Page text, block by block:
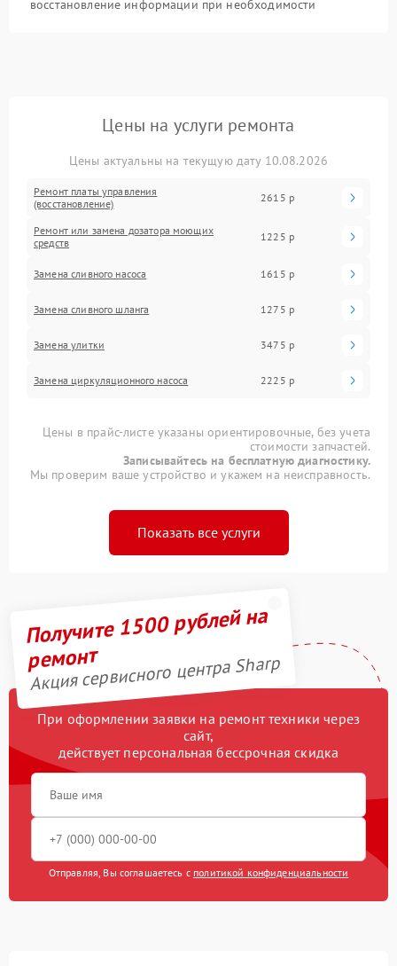
восстановление информации при необходимости
Цены на услуги ремонта
Цены актуальны на текущую дату 10.08.2026
Ремонт платы управления
(восстановление)
2615 р
Ремонт или замена дозатора моющих
средств
1225 р
Замена сливного насоса 1615 р
Замена сливного шланга 1275 р
Замена улитки 3475 р
Замена циркуляционного насоса 2225 р
Цены в прайс-листе указаны ориентировочные, без учета
стоимости запчастей.
Записывайтесь на бесплатную диагностику.
Мы проверим ваше устройство и укажем на неисправность.
Показать все услуги
Получите 1500 рублей на
ремонт
Акция сервисного центра Sharp
При оформлении заявки на ремонт техники через
сайт,
действует персональная бессрочная скидка
Отправляя, Вы соглашаетесь с политикой конфиденциальности